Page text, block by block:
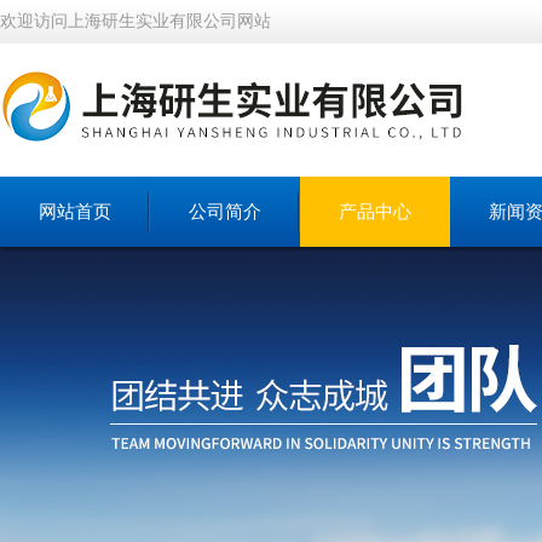
欢迎访问上海研生实业有限公司网站
网站首页 公司简介 产品中心 新闻